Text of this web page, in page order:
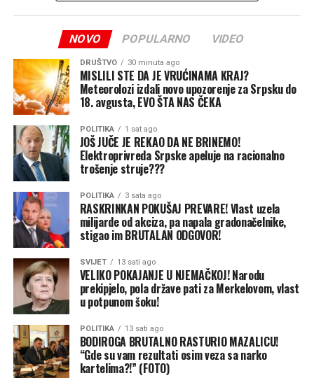
utvrđivanja svih okolnosti događaja”, navode u
tužilaštvu.
NOVO POPULARNO VIDEO
DRUŠTVO 30 minuta ago
MISLILI STE DA JE VRUĆINAMA KRAJ?
Meteorolozi izdali novo upozorenje za Srpsku do
18. avgusta, EVO ŠTA NAS ČEKA
POLITIKA 1 sat ago
JOŠ JUČE JE REKAO DA NE BRINEMO!
Elektroprivreda Srpske apeluje na racionalno
trošenje struje???
POLITIKA 3 sata ago
RASKRINKAN POKUŠAJ PREVARE! Vlast uzela
milijarde od akciza, pa napala gradonačelnike,
stigao im BRUTALAN ODGOVOR!
SVIJET 13 sati ago
VELIKO POKAJANJE U NJEMAČKOJ! Narodu
prekipjelo, pola države pati za Merkelovom, vlast
u potpunom šoku!
POLITIKA 13 sati ago
BODIROGA BRUTALNO RASTURIO MAZALICU!
“Gde su vam rezultati osim veza sa narko
kartelima?!” (FOTO)